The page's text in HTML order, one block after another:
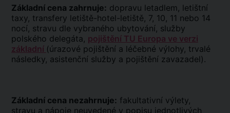
Základní cena zahrnuje: dopravu letadlem, letištní
taxy, transfery letiště-hotel-letiště, 7, 10, 11 nebo 14
nocí, stravu dle vybraného ubytování, služby
polského delegáta, pojištění TU Europa ve verzi
základní (úrazové pojištění a léčebné výlohy, trvalé
následky, asistenční služby a pojištění zavazadel).
Základní cena nezahrnuje: fakultativní výlety,
stravu a nápoje neuvedené v popisu jednotlivých